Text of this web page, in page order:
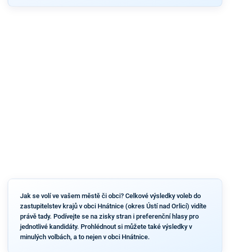
Jak se volí ve vašem městě či obci? Celkové výsledky voleb do
zastupitelstev krajů v obci Hnátnice (okres Ústí nad Orlicí) vidíte
právě tady. Podívejte se na zisky stran i preferenční hlasy pro
jednotlivé kandidáty. Prohlédnout si můžete také výsledky v
minulých volbách, a to nejen v obci Hnátnice.